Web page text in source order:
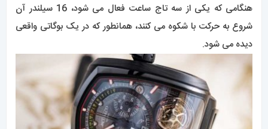
هنگامی که یکی از سه تاج ساعت فعال می شود، 16 سیلندر آن
شروع به حرکت با شکوه می کنند، همانطور که در یک بوگاتی واقعی
دیده می شود.